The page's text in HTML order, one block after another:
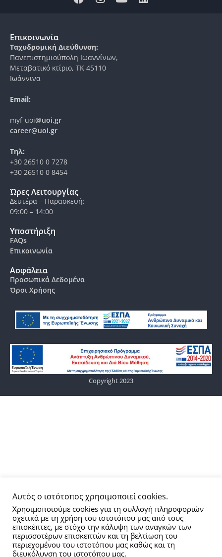
Επικοινωνία
Ταχυδρομική Διεύθυνση:
Πανεπιστημιούπολη Ιωαννίνων,
Μεταβατικό κτίριο, ΤΚ 45110
Ιωάννινα
Email:
myf-uoi@uoi.gr
career@uoi.gr
Τηλ:
+30 26510 0 7278
+30 26510 0 8454
Ώρες Λειτουργίας
Δευτέρα – Παρασκευή:
09:00 – 14:00
Υποστήριξη
FAQs
Επικοινωνία
Ασφάλεια
Προσωπικά Δεδομένα
Όροι Χρήσης
Copyright 2023
Αυτός ο ιστότοπος χρησιμοποιεί cookies.
Χρησιμοποιούμε cookies για τη συλλογή πληροφοριών
σχετικά με τη χρήση του ιστοτόπου μας από τους
επισκέπτες, με στόχο την κάλυψη των αναγκών των
περισσοτέρων επισκεπτών και τη βελτίωση του
περιεχομένου του ιστοτόπου μας καθώς και τη
διευκόλυνση του ιστοτόπου μας.